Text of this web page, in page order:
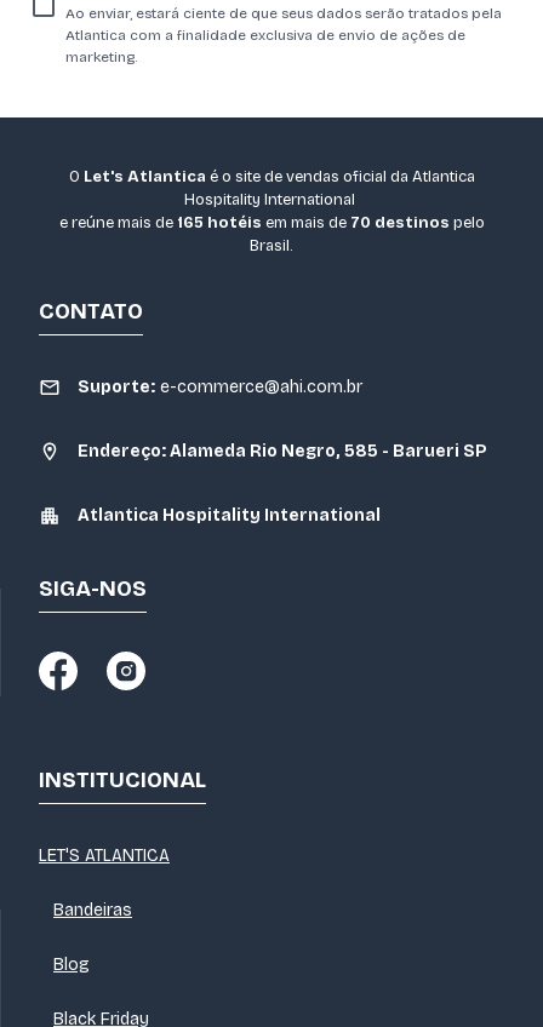
Ao enviar, estará ciente de que seus dados serão tratados pela
Atlantica com a finalidade exclusiva de envio de ações de
marketing.
O Let's Atlantica é o site de vendas oficial da Atlantica
Hospitality International
e reúne mais de 165 hotéis em mais de 70 destinos pelo
Brasil.
CONTATO
Suporte: e-commerce@ahi.com.br
Endereço: Alameda Rio Negro, 585 - Barueri SP
Atlantica Hospitality International
SIGA-NOS
INSTITUCIONAL
LET'S ATLANTICA
Bandeiras
Blog
Black Friday